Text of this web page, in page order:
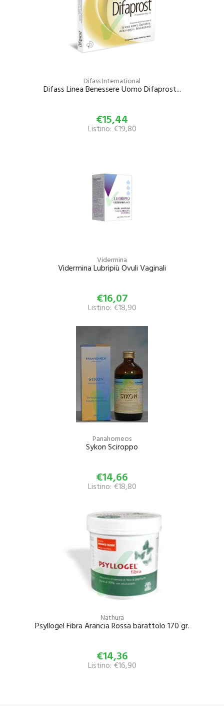
Difass International
Difass Linea Benessere Uomo Difaprost...
€15,44
Listino: €19,80
Vidermina
Vidermina Lubripiù Ovuli Vaginali
€16,07
Listino: €18,90
Panahomeos
Sykon Sciroppo
€14,66
Listino: €18,80
Nathura
Psyllogel Fibra Arancia Rossa barattolo 170 gr.
€14,36
Listino: €16,90